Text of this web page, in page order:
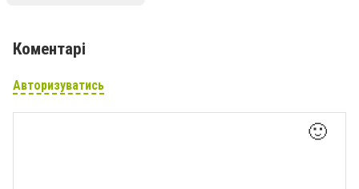
Коментарі
Авторизуватись
🙂